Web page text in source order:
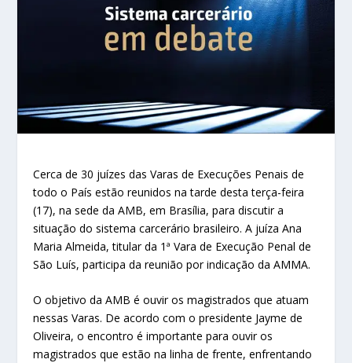
Cerca de 30 juízes das Varas de Execuções Penais de
todo o País estão reunidos na tarde desta terça-feira
(17), na sede da AMB, em Brasília, para discutir a
situação do sistema carcerário brasileiro. A juíza Ana
Maria Almeida, titular da 1ª Vara de Execução Penal de
São Luís, participa da reunião por indicação da AMMA.
O objetivo da AMB é ouvir os magistrados que atuam
nessas Varas. De acordo com o presidente Jayme de
Oliveira, o encontro é importante para ouvir os
magistrados que estão na linha de frente, enfrentando